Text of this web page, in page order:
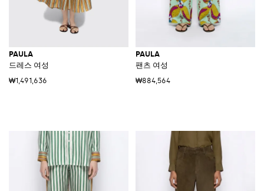
PAULA
드레스 여성
₩1,491,636
PAULA
팬츠 여성
₩884,564